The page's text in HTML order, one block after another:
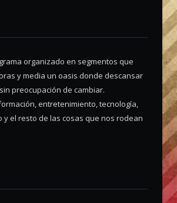
organizado en segmentos que
y media un oasis donde descansar
preocupación de cambiar.
entretenimiento, tecnología,
y el resto de las cosas que nos rodean